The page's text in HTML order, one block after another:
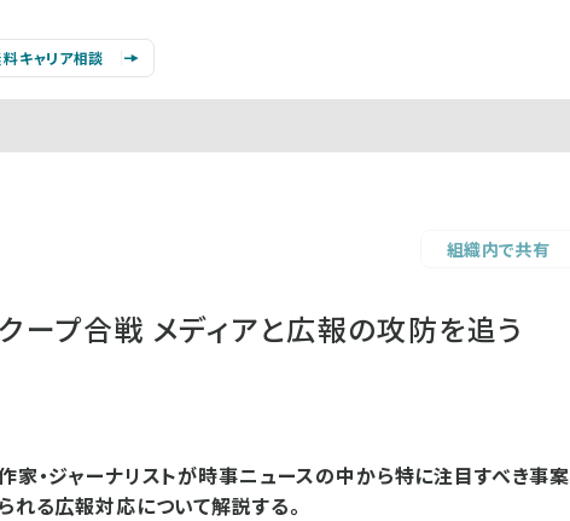
キャリア相談
組織内で共有
ープ合戦 メディアと広報の攻防を追う
・ジャーナリストが時事ニュースの中から特に注目すべき事案
れる広報対応について解説する。